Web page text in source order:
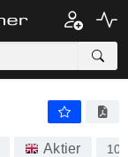
Aktier 10I